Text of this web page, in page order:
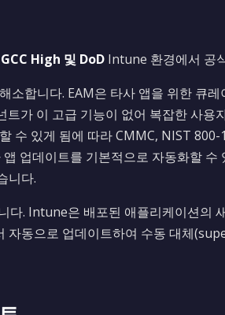
GCC High 및 DoD Intune 환경에서 공
소합니다. EAM은 타사 앱을 위한 큐
가 이 고급 기능이 없어 복잡한 사용
수 있게 됨에 따라 CMMC, NIST 800-
업데이트를 기본적으로 자동화할 수
니다.
다. Intune은 배포된 애플리케이션의
동으로 업데이트하여 수동 대체